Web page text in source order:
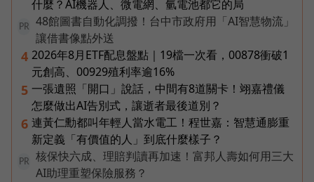
什麼？AI機器人、微電網、氫電池都它的局
PR
48館圖書自動化調撥！台中市政府用「AI智慧物流」
讓借書像點外送
4 2026年8月ETF配息盤點｜19檔一次看，00878衝破1
元創高、00929殖利率逾16%
5 一張遺照「開口」說話，中間有8道關卡！翊嘉禮儀
怎麼做出AI告別式，讓逝者最後道別？
6 連黃仁勳都叫年輕人當水電工！程世嘉：智慧通膨重
新定義「有價值的人」到底什麼樣子？
PR
核保快六成、理賠判讀再加速！富邦人壽如何用三大
AI助理重塑保險服務？